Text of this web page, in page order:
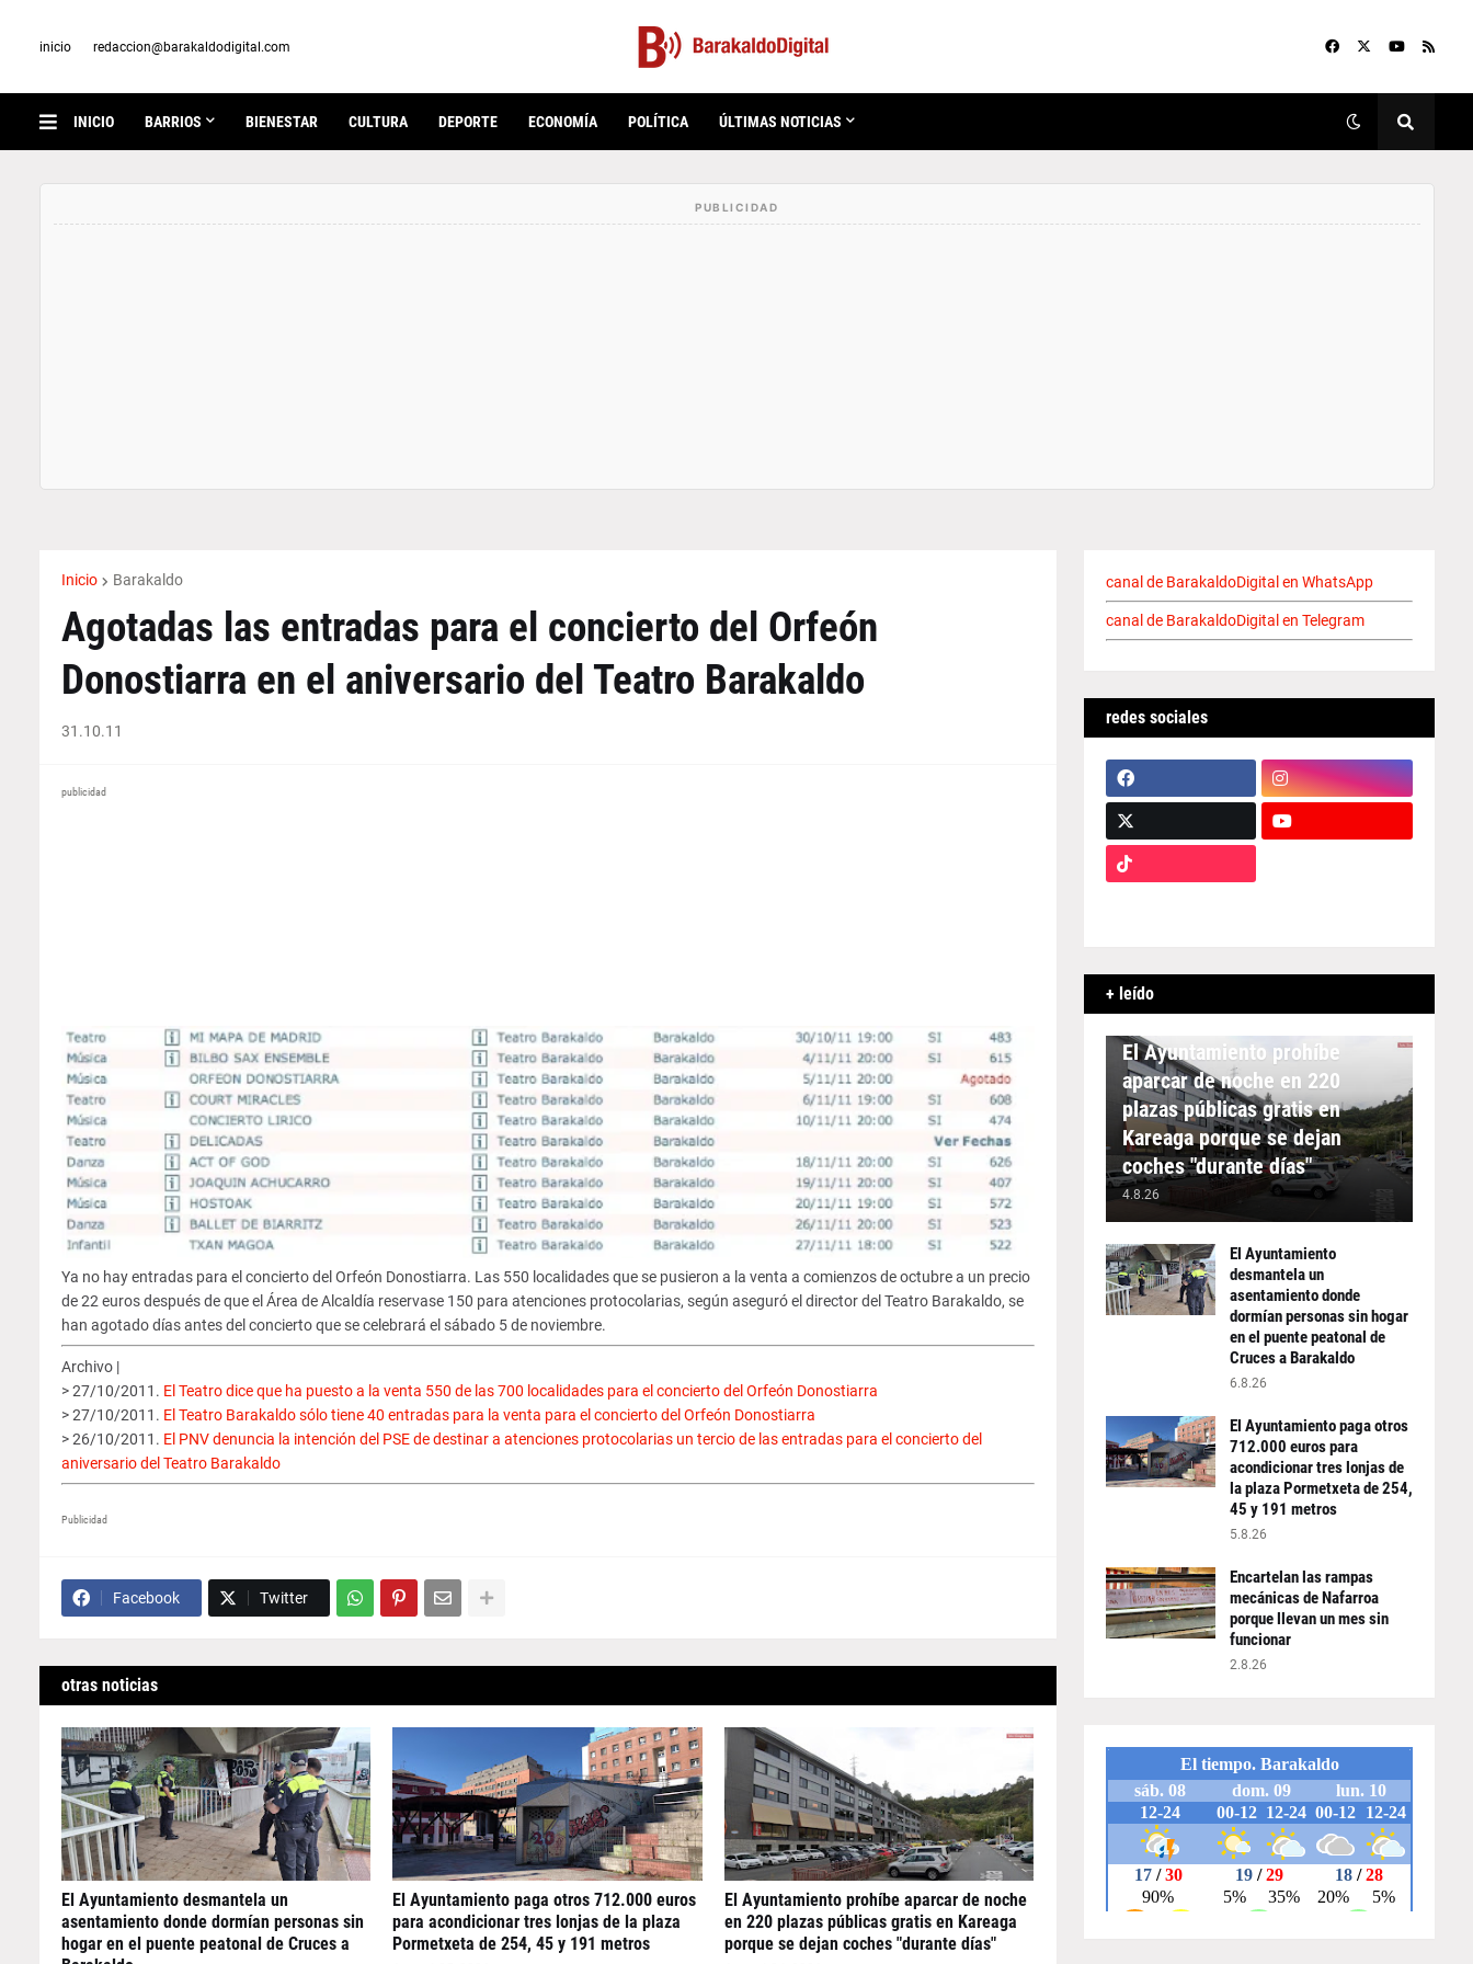
inicio redaccion@barakaldodigital.com
INICIO BARRIOS BIENESTAR CULTURA DEPORTE ECONOMÍA POLÍTICA ÚLTIMAS NOTICIAS
Inicio Barakaldo
Agotadas las entradas para el concierto del Orfeón
Donostiarra en el aniversario del Teatro Barakaldo
31.10.11
publicidad
Ya no hay entradas para el concierto del Orfeón Donostiarra. Las 550 localidades que se pusieron a la venta a comienzos de octubre a un precio
de 22 euros después de que el Área de Alcaldía reservase 150 para atenciones protocolarias, según aseguró el director del Teatro Barakaldo, se
han agotado días antes del concierto que se celebrará el sábado 5 de noviembre.
Archivo |
> 27/10/2011. El Teatro dice que ha puesto a la venta 550 de las 700 localidades para el concierto del Orfeón Donostiarra
> 27/10/2011. El Teatro Barakaldo sólo tiene 40 entradas para la venta para el concierto del Orfeón Donostiarra
> 26/10/2011. El PNV denuncia la intención del PSE de destinar a atenciones protocolarias un tercio de las entradas para el concierto del
aniversario del Teatro Barakaldo
Publicidad
Facebook Twitter
otras noticias
El Ayuntamiento desmantela un
asentamiento donde dormían personas sin
hogar en el puente peatonal de Cruces a
El Ayuntamiento paga otros 712.000 euros
para acondicionar tres lonjas de la plaza
Pormetxeta de 254, 45 y 191 metros
El Ayuntamiento prohíbe aparcar de noche
en 220 plazas públicas gratis en Kareaga
porque se dejan coches "durante días"
canal de BarakaldoDigital en WhatsApp
canal de BarakaldoDigital en Telegram
redes sociales
+ leído
APARCAMIENTO
El Ayuntamiento prohíbe
aparcar de noche en 220
plazas públicas gratis en
Kareaga porque se dejan
coches "durante días"
4.8.26
El Ayuntamiento
desmantela un
asentamiento donde
dormían personas sin hogar
en el puente peatonal de
Cruces a Barakaldo
6.8.26
El Ayuntamiento paga otros
712.000 euros para
acondicionar tres lonjas de
la plaza Pormetxeta de 254,
45 y 191 metros
5.8.26
Encartelan las rampas
mecánicas de Nafarroa
porque llevan un mes sin
funcionar
2.8.26